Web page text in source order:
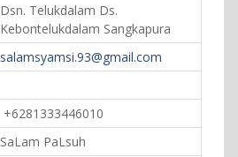
Dsn. Telukdalam Ds.
Kebontelukdalam Sangkapura
salamsyamsi.93@gmail.com
+6281333446010
SaLam PaLsuh